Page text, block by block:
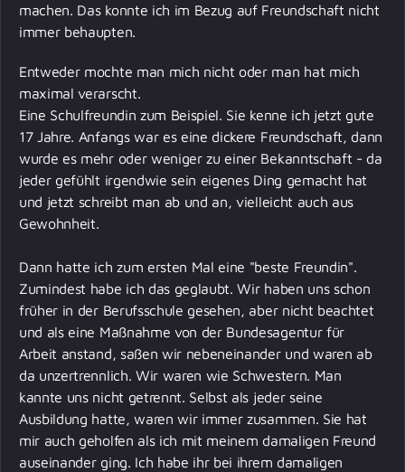
machen. Das konnte ich im Bezug auf Freundschaft nicht
immer behaupten.
Entweder mochte man mich nicht oder man hat mich
maximal verarscht.
Eine Schulfreundin zum Beispiel. Sie kenne ich jetzt gute
17 Jahre. Anfangs war es eine dickere Freundschaft, dann
wurde es mehr oder weniger zu einer Bekanntschaft - da
jeder gefühlt irgendwie sein eigenes Ding gemacht hat
und jetzt schreibt man ab und an, vielleicht auch aus
Gewohnheit.
Dann hatte ich zum ersten Mal eine "beste Freundin".
Zumindest habe ich das geglaubt. Wir haben uns schon
früher in der Berufsschule gesehen, aber nicht beachtet
und als eine Maßnahme von der Bundesagentur für
Arbeit anstand, saßen wir nebeneinander und waren ab
da unzertrennlich. Wir waren wie Schwestern. Man
kannte uns nicht getrennt. Selbst als jeder seine
Ausbildung hatte, waren wir immer zusammen. Sie hat
mir auch geholfen als ich mit meinem damaligen Freund
auseinander ging. Ich habe ihr bei ihrem damaligen